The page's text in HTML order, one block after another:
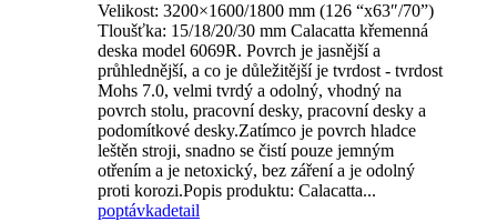
Velikost: 3200×1600/1800 mm (126 “x63″/70”)
Tloušťka: 15/18/20/30 mm Calacatta křemenná
deska model 6069R. Povrch je jasnější a
průhlednější, a co je důležitější je tvrdost - tvrdost
Mohs 7.0, velmi tvrdý a odolný, vhodný na
povrch stolu, pracovní desky, pracovní desky a
podomítkové desky.Zatímco je povrch hladce
leštěn stroji, snadno se čistí pouze jemným
otřením a je netoxický, bez záření a je odolný
proti korozi.Popis produktu: Calacatta...
poptávkadetail